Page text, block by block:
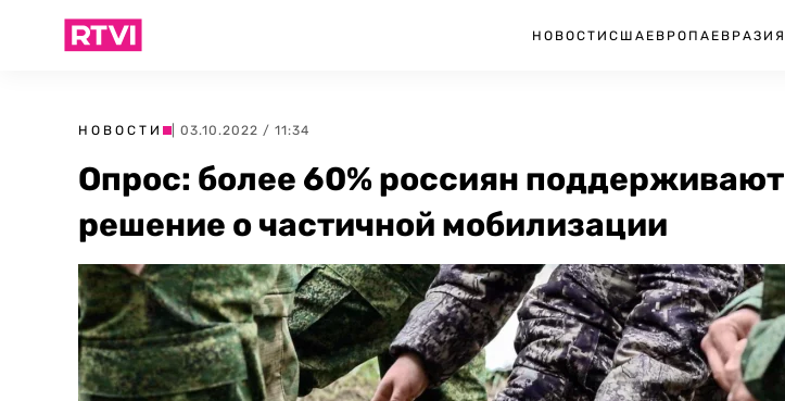
НОВОСТИ США ЕВРОПА ЕВРАЗИЯ
НОВОСТИ | 03.10.2022 / 11:34
Опрос: более 60% россиян поддерживают
решение о частичной мобилизации